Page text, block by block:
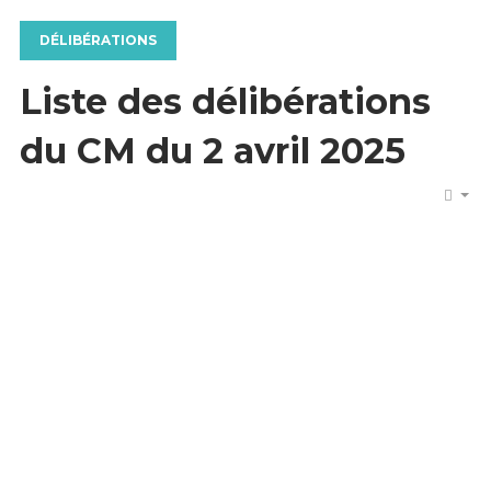
DÉLIBÉRATIONS
Liste des délibérations
du CM du 2 avril 2025